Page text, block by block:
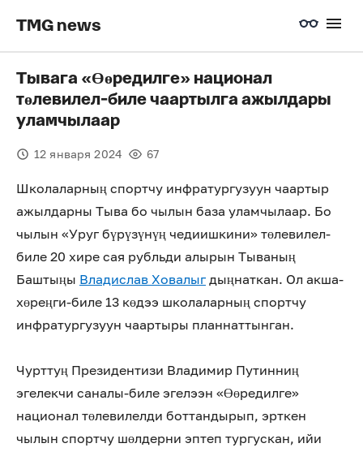
TMG news
Тывага «Өөредилге» национал
төлевилел-биле чаартылга ажылдары
уламчылаар
12 января 2024 67
Школаларның спортчу инфратургузуун чаартыр
ажылдарны Тыва бо чылын база уламчылаар. Бо
чылын «Уруг бүрүзүнүң чедиишкини» төлевилел-
биле 20 хире сая рубльди алырын Тываның
Баштыңы Владислав Ховалыг дыңнаткан. Ол акша-
хөреңги-биле 13 көдээ школаларның спортчу
инфратургузуун чаартыры планнаттынган.
Чурттуң Президентизи Владимир Путинниң
эгелекчи саналы-биле эгелээн «Өөредилге»
национал төлевилелди боттандырып, эрткен
чылын спортчу шөлдерни эптеп тургускан, ийи